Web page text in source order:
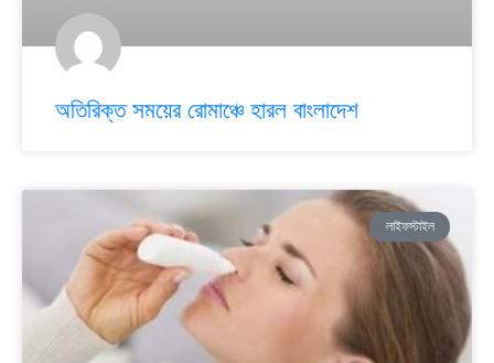
অতিরিক্ত সময়ের রোমাঞ্চে হারল বাংলাদেশ
লাইফস্টাইল